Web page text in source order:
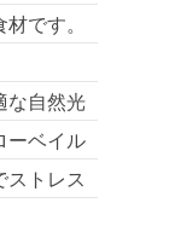
です。
な自然光
ーベイル
ストレス